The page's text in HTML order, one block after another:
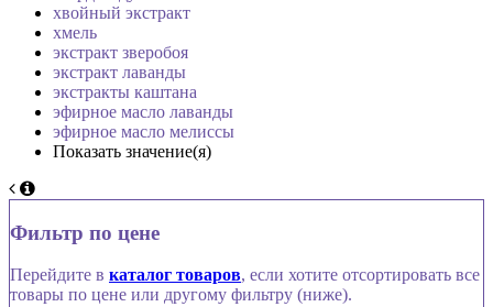
хвойный экстракт
хмель
экстракт зверобоя
экстракт лаванды
экстракты каштана
эфирное масло лаванды
эфирное масло мелиссы
Показать значение(я)
Фильтр по цене
Перейдите в каталог товаров, если хотите отсортировать все
товары по цене или другому фильтру (ниже).